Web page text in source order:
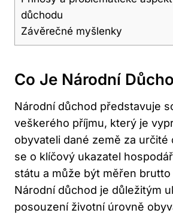
důchodu
Závěrečné myšlenky
Co Je Národní
Národní důchod představuje
veškerého příjmu, který je
obyvateli dané země za určité
se o klíčový ukazatel
státu a může být měřen
Národní důchod je důležitým
posouzení životní úrovně